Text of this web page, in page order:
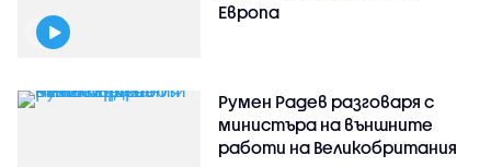
Европа
Румен Радев разговаря с
министъра на външните
работи на Великобритания